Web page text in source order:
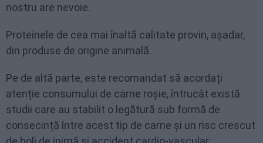
nostru are nevoie.
Proteinele de cea mai înaltă calitate provin, așadar,
din produse de origine animală.
Pe de altă parte, este recomandat să acordați
atenție consumului de carne roșie, întrucât există
studii care au stabilit o legătură sub formă de
consecință între acest tip de carne și un risc crescut